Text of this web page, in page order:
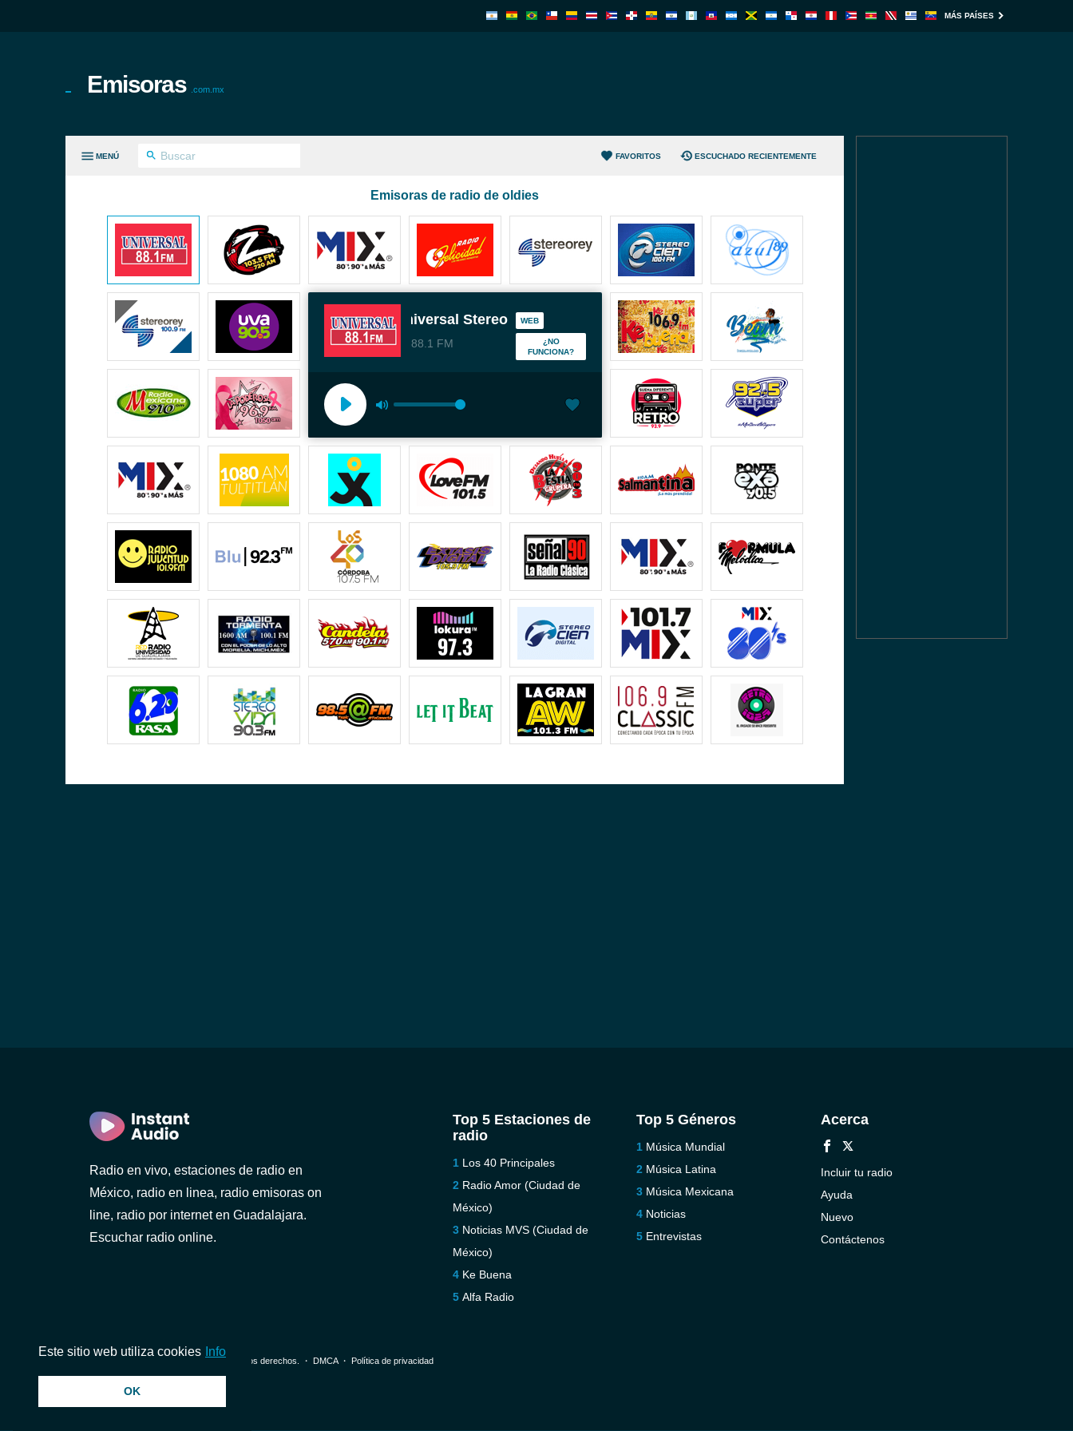
MÁS PAÍSES
Emisoras .com.mx
MENÚ FAVORITOS ESCUCHADO RECIENTEMENTE
Emisoras de radio de oldies
Universal Stereo
88.1 FM
WEB
¿NO
FUNCIONA?
Radio en vivo, estaciones de radio en
México, radio en linea, radio emisoras on
line, radio por internet en Guadalajara.
Escuchar radio online.
Top 5 Estaciones de
radio
Los 40 Principales
Radio Amor (Ciudad de
México)
Noticias MVS (Ciudad de
México)
Ke Buena
Alfa Radio
Top 5 Géneros
Música Mundial
Música Latina
Música Mexicana
Noticias
Entrevistas
Acerca
Incluir tu radio
Ayuda
Nuevo
Contáctenos
© 2026 InstantAudio. Reservados todos los derechos. ・ DMCA・ Política de privacidad
Este sitio web utiliza cookies Info
OK